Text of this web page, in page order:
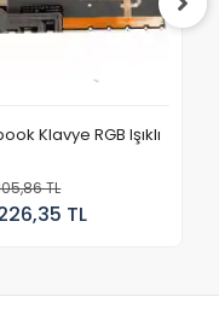
Klavye RGB Işıklı
TL
TL